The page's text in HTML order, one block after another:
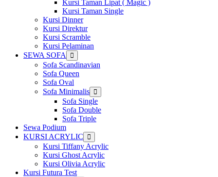
Kursi Taman Lipat ( Magic )
Kursi Taman Single
Kursi Dinner
Kursi Direktur
Kursi Scramble
Kursi Pelaminan
SEWA SOFA
Show
sub
menu
Sofa Scandinavian
Sofa Queen
Sofa Oval
Sofa Minimalis Show
sub
menu
Sofa Single
Sofa Double
Sofa Triple
Sewa Podium
KURSI ACRYLIC
Show
sub
menu
Kursi Tiffany Acrylic
Kursi Ghost Acrylic
Kursi Olivia Acrylic
Kursi Futura Test